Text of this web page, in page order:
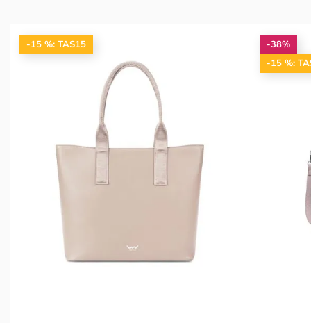
-15 %: TAS15
-38%
-15 %: